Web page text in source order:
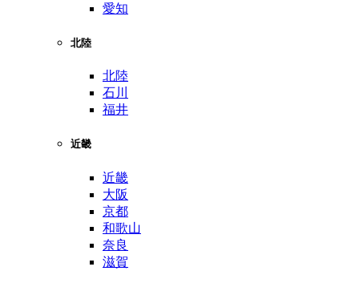
愛知
北陸
北陸
石川
福井
近畿
近畿
大阪
京都
和歌山
奈良
滋賀